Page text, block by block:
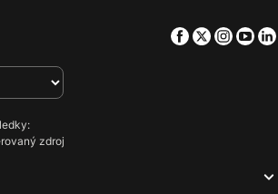
Facebook
Twitter
zdroj